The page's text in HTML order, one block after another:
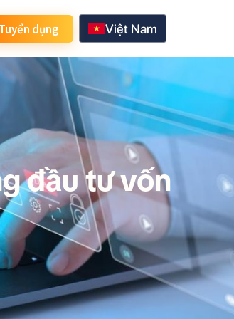
Tuyển dụng Việt Nam
한국어
English
đầu tư vốn